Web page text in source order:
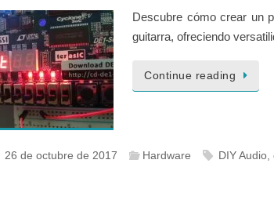
Descubre cómo crear un
guitarra, ofreciendo
Continue reading
26 de octubre de 2017 Hardware DIY Audio,